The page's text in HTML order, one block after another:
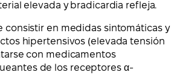
elevada y bradicardia refleja.
consistir en medidas sintomáticas y
hipertensivos (elevada tensión
con medicamentos
de los receptores α-